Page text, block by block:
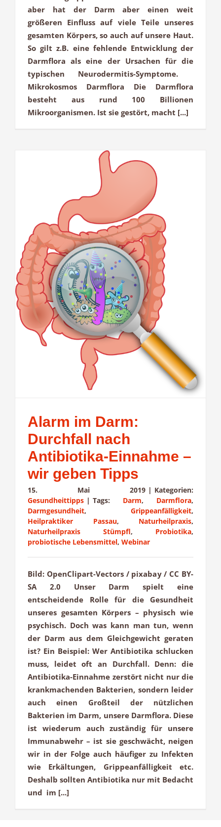
aber hat der Darm aber einen weit
größeren Einfluss auf viele Teile unseres
gesamten Körpers, so auch auf unsere Haut.
So gilt z.B. eine fehlende Entwicklung der
Darmflora als eine der Ursachen für die
typischen Neurodermitis-Symptome.
Mikrokosmos Darmflora Die Darmflora
besteht aus rund 100 Billionen
Mikroorganismen. Ist sie gestört, macht [...]
Alarm im Darm:
Durchfall nach
Antibiotika-Einnahme –
wir geben Tipps
15. Mai 2019 | Kategorien:
Gesundheittipps | Tags: Darm, Darmflora,
Darmgesundheit, Grippeanfälligkeit,
Heilpraktiker Passau, Naturheilpraxis,
Naturheilpraxis Stümpfl, Probiotika,
probiotische Lebensmittel, Webinar
Bild: OpenClipart-Vectors / pixabay / CC BY-
SA 2.0 Unser Darm spielt eine
entscheidende Rolle für die Gesundheit
unseres gesamten Körpers – physisch wie
psychisch. Doch was kann man tun, wenn
der Darm aus dem Gleichgewicht geraten
ist? Ein Beispiel: Wer Antibiotika schlucken
muss, leidet oft an Durchfall. Denn: die
Antibiotika-Einnahme zerstört nicht nur die
krankmachenden Bakterien, sondern leider
auch einen Großteil der nützlichen
Bakterien im Darm, unsere Darmflora. Diese
ist wiederum auch zuständig für unsere
Immunabwehr – ist sie geschwächt, neigen
wir in der Folge auch häufiger zu Infekten
wie Erkältungen, Grippeanfälligkeit etc.
Deshalb sollten Antibiotika nur mit Bedacht
und im [...]